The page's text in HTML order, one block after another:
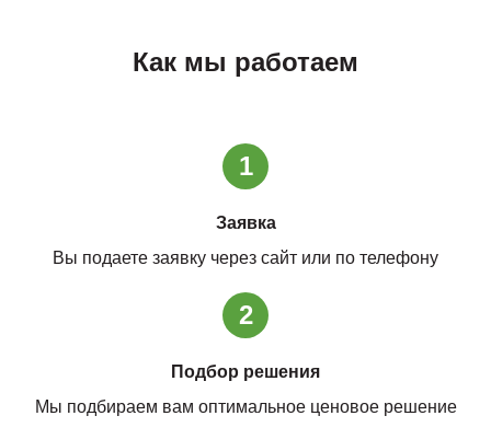
Как мы работаем
1
Заявка
Вы подаете заявку через сайт или по телефону
2
Подбор решения
Мы подбираем вам оптимальное ценовое решение